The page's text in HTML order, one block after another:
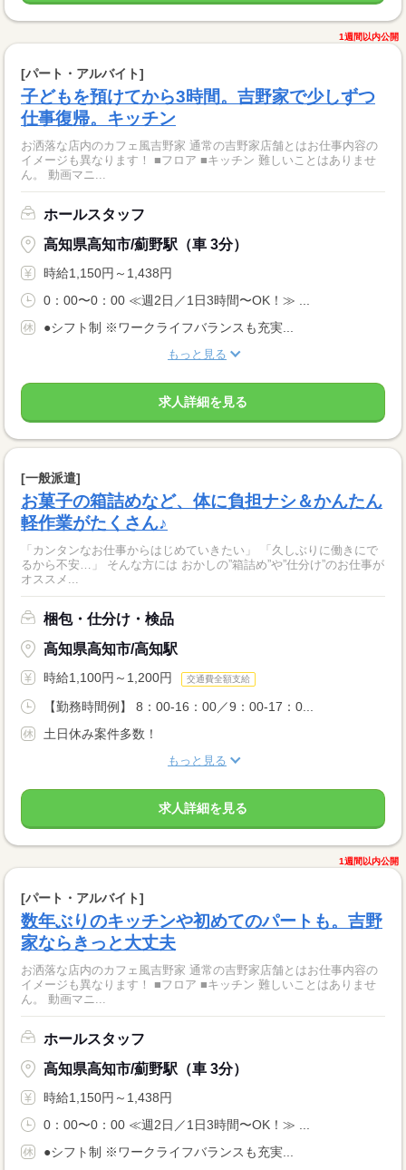
1週間以内公開
[パート・アルバイト]
子どもを預けてから3時間。吉野家で少しずつ
仕事復帰。キッチン
お洒落な店内のカフェ風吉野家 通常の吉野家店舗とはお仕事内容の
イメージも異なります！ ■フロア ■キッチン 難しいことはありませ
ん。 動画マニ...
ホールスタッフ
高知県高知市/薊野駅（車 3分）
時給1,150円～1,438円
0：00〜0：00 ≪週2日／1日3時間〜OK！≫ ...
●シフト制 ※ワークライフバランスも充実...
もっと見る
求人詳細を見る
[一般派遣]
お菓子の箱詰めなど、体に負担ナシ＆かんたん
軽作業がたくさん♪
「カンタンなお仕事からはじめていきたい」 「久しぶりに働きにで
るから不安…」 そんな方には おかしの”箱詰め”や”仕分け”のお仕事が
オススメ...
梱包・仕分け・検品
高知県高知市/高知駅
時給1,100円～1,200円 交通費全額支給
【勤務時間例】 8：00-16：00／9：00-17：0...
土日休み案件多数！
もっと見る
求人詳細を見る
1週間以内公開
[パート・アルバイト]
数年ぶりのキッチンや初めてのパートも。吉野
家ならきっと大丈夫
お洒落な店内のカフェ風吉野家 通常の吉野家店舗とはお仕事内容の
イメージも異なります！ ■フロア ■キッチン 難しいことはありませ
ん。 動画マニ...
ホールスタッフ
高知県高知市/薊野駅（車 3分）
時給1,150円～1,438円
0：00〜0：00 ≪週2日／1日3時間〜OK！≫ ...
●シフト制 ※ワークライフバランスも充実...